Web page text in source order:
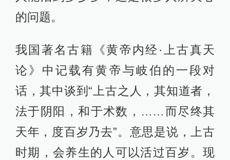
的问题。
我国著名古籍《黄帝内经·上古真天
论》中记载有黄帝与岐伯的一段对
话，其中谈到“上古之人，其知道者，
法于阴阳，和于术数，……而尽终其
天年，度百岁乃去”。意思是说，上古
时期，会养生的人可以活过百岁。现